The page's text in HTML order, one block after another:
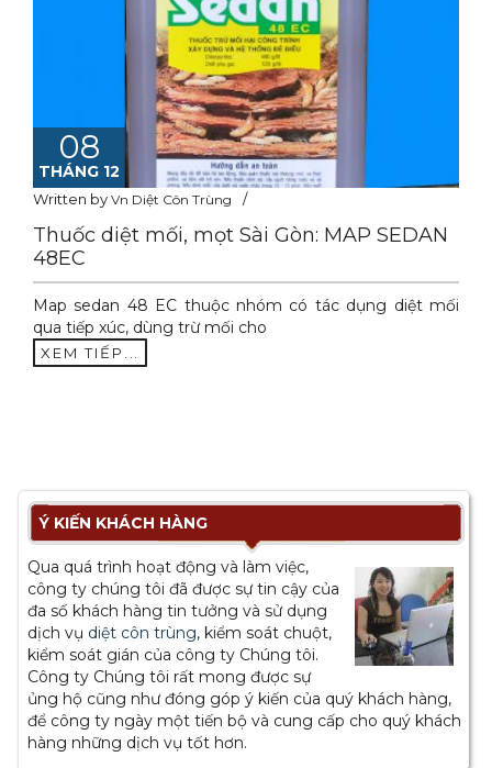
08
THÁNG 12
Written by Vn Diệt Côn Trùng
Thuốc diệt mối, mọt Sài Gòn: MAP SEDAN
48EC
Map sedan 48 EC thuộc nhóm có tác dụng diệt mối
qua tiếp xúc, dùng trừ mối cho
XEM TIẾP...
Ý KIẾN KHÁCH HÀNG
Qua quá trình hoạt động và làm việc,
công ty chúng tôi đã được sự tin cậy của
đa số khách hàng tin tưởng và sử dụng
dịch vụ diệt côn trùng, kiểm soát chuột,
kiểm soát gián của công ty Chúng tôi.
Công ty Chúng tôi rất mong được sự
ủng hộ cũng như đóng góp ý kiến của quý khách hàng,
để công ty ngày một tiến bộ và cung cấp cho quý khách
hàng những dịch vụ tốt hơn.